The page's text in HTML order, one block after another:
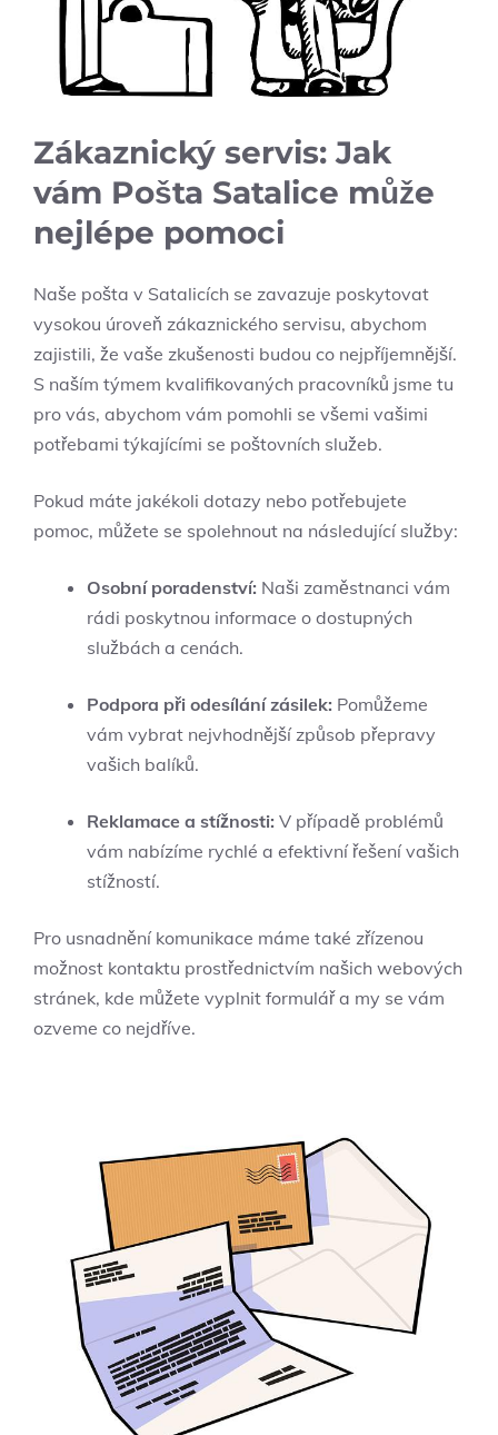
Zákaznický servis: Jak
vám Pošta Satalice může
nejlépe pomoci
Naše pošta v Satalicích se zavazuje poskytovat
vysokou úroveň zákaznického servisu, abychom
zajistili, že vaše zkušenosti budou co nejpříjemnější.
S naším týmem kvalifikovaných pracovníků jsme tu
pro vás, abychom vám pomohli se všemi vašimi
potřebami týkajícími se poštovních služeb.
Pokud máte jakékoli dotazy nebo potřebujete
pomoc, můžete se spolehnout na následující služby:
Osobní poradenství: Naši zaměstnanci vám
rádi poskytnou informace o dostupných
službách a cenách.
Podpora při odesílání zásilek: Pomůžeme
vám vybrat nejvhodnější způsob přepravy
vašich balíků.
Reklamace a stížnosti: V případě problémů
vám nabízíme rychlé a efektivní řešení vašich
stížností.
Pro usnadnění komunikace máme také zřízenou
možnost kontaktu prostřednictvím našich webových
stránek, kde můžete vyplnit formulář a my se vám
ozveme co nejdříve.